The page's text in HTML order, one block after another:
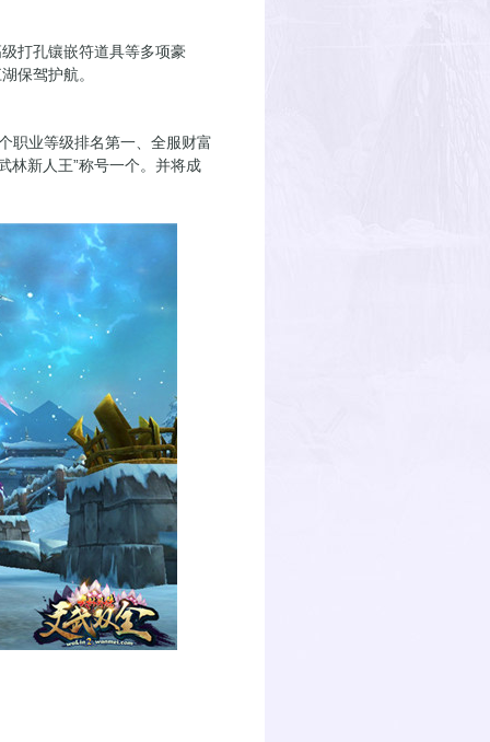
打孔镶嵌符道具等多项豪
保驾护航。
业等级排名第一、全服财富
林新人王”称号一个。并将成